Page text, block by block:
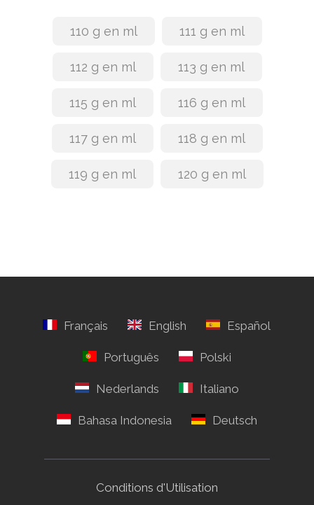
110 g en ml 111 g en ml
112 g en ml 113 g en ml
115 g en ml 116 g en ml
117 g en ml 118 g en ml
119 g en ml 120 g en ml
Conditions d'Utilisation